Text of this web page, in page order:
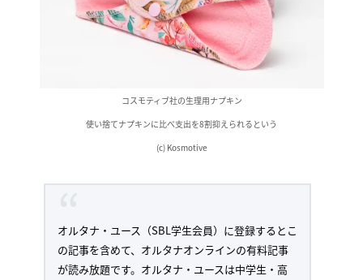
コスモティブ社の生理用ナプキン
使い捨てナプキンに比べ支出を8割抑えられるという
(c) Kosmotive
オルタナ・ユース（SBL学生会員）に登録するとこ
の記事を含めて、オルタナオンラインの有料記事
が読み放題です。オルタナ・ユースは中学生・高